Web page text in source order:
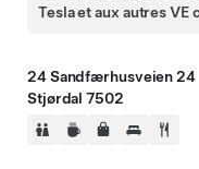
Tesla et aux autres VE
24 Sandfærhusveien 24
Stjørdal 7502